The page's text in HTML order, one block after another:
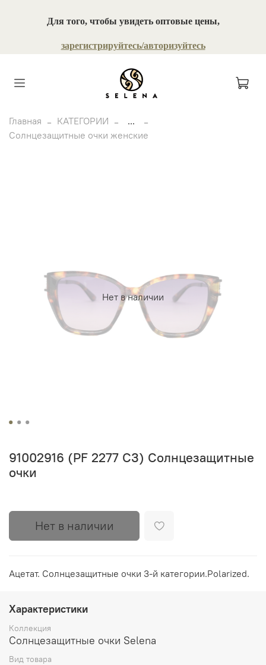
Для того, чтобы увидеть оптовые цены,
зарегистрируйтесь/авторизуйтесь
Главная КАТЕГОРИИ
...
Солнцезащитные очки женские
Нет в наличии
91002916 (PF 2277 C3) Солнцезащитные
очки
Нет в наличии
Ацетат. Солнцезащитные очки 3-й категории.Polarized.
Характеристики
Коллекция
Солнцезащитные очки Selena
Вид товара